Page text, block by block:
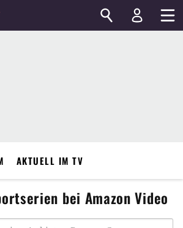
AKTUELL IM TV
bei Amazon Video